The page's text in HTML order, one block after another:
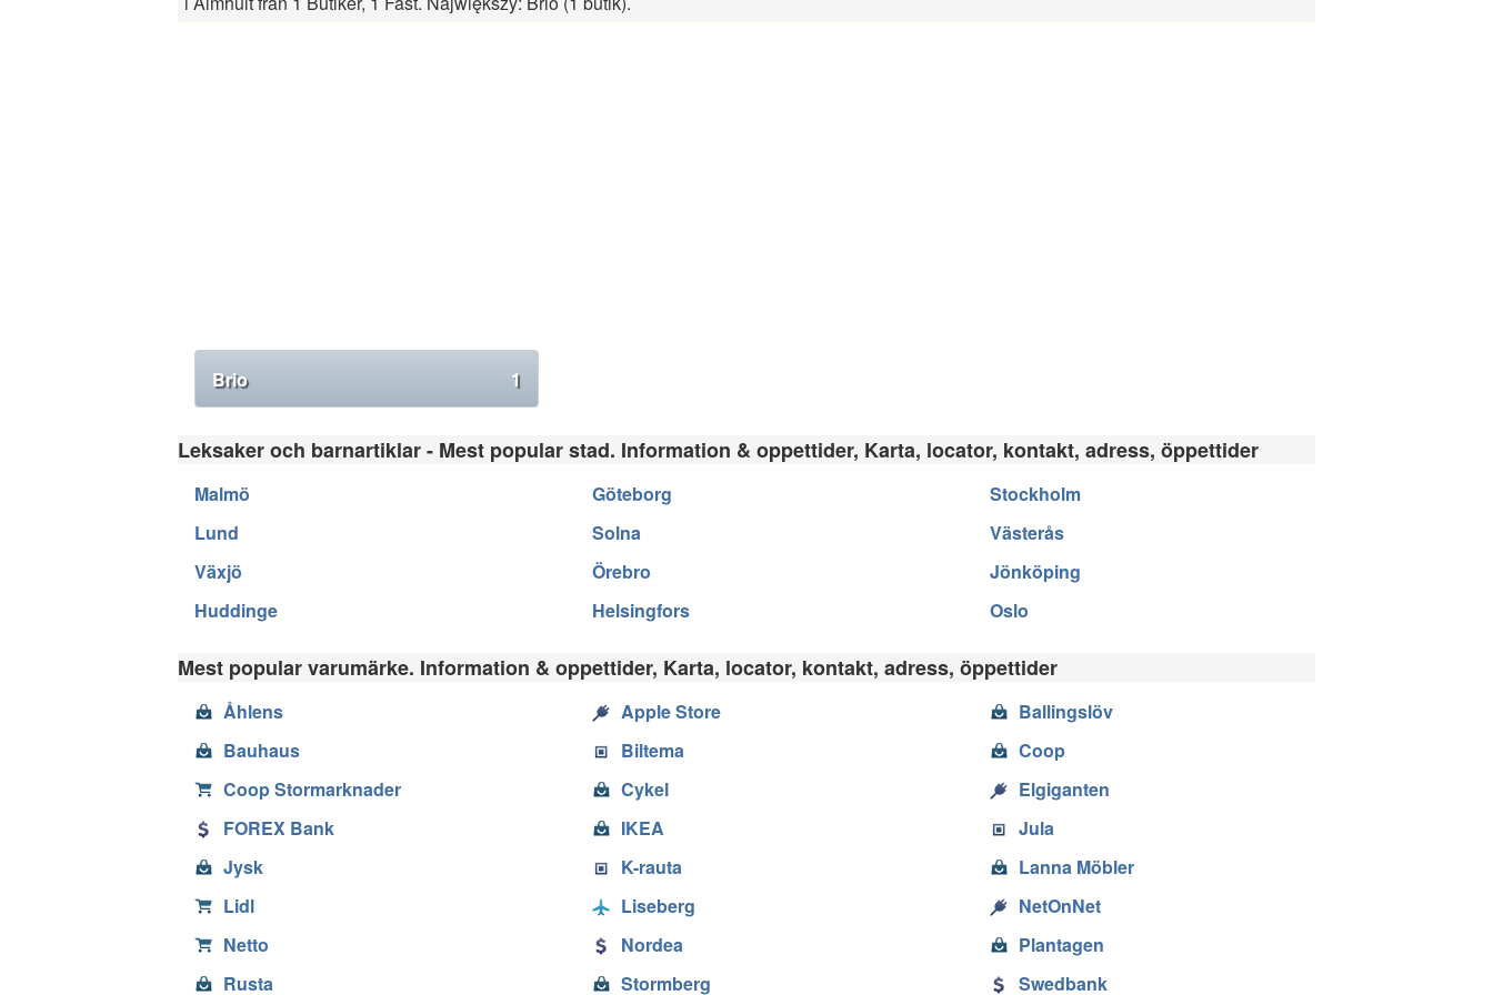
Brio 1
Leksaker och barnartiklar - Mest popular stad. Information & oppettider, Karta, locator, kontakt, adress, öppettider
Malmö Göteborg
Stockholm
Lund
Solna
Västerås
Växjö
Örebro
Jönköping
Huddinge
Helsingfors Oslo
Mest popular varumärke. Information & oppettider, Karta, locator, kontakt, adress, öppettider
Åhlens Apple Store
Ballingslöv
Bauhaus
Biltema
Coop
Coop Stormarknader
Cykel
Elgiganten
FOREX Bank
IKEA
Jula
Jysk
K-rauta
Lanna Möbler
Lidl
Liseberg
NetOnNet
Netto
Nordea
Plantagen
Rusta
Stormberg Swedbank